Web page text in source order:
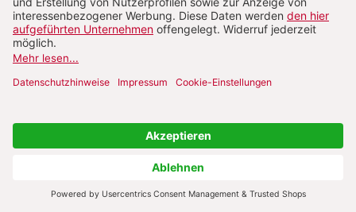
Antiochien «zu den Aposteln und Ältesten nach
Jerusalem» gesandt. Auch dort gab es gläubig
gewordene Pharisäer, die den Heidenchristen
Beschneidung und Toraobservanz abverlangen
Reden des Petrus und des Jakobus wurde auf dem
Apostelkonzil beschlossen, den Heiden keine
weiteren Lasten aufzuerlegen als
«Götzenopferfleisch, Blut, Ersticktes und Unzucht